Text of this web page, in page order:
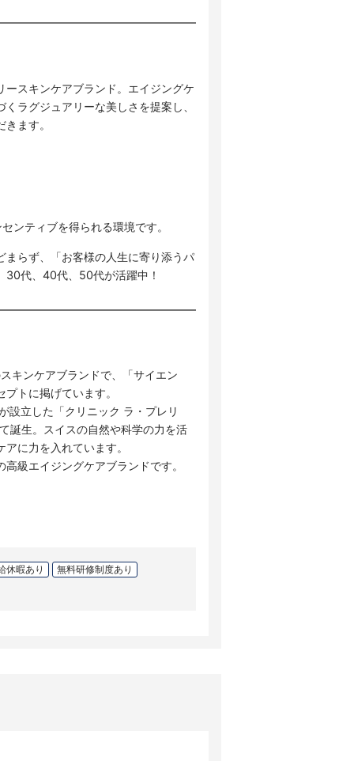
スキンケアブランド。エイジングケ
ラグジュアリーな美しさを提案し、
ます。
ンティブを得られる環境です。
らず、「お客様の人生に寄り添うパ
30代、40代、50代が活躍中！
キンケアブランドで、「サイエン
トに掲げています。
設立した「クリニック ラ・プレリ
誕生。スイスの自然や科学の力を活
に力を入れています。
級エイジングケアブランドです。
休暇あり
無料研修制度あり